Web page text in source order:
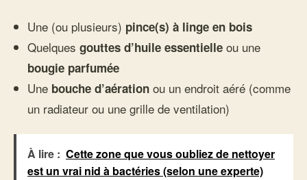
Une (ou plusieurs) pince(s) à linge en bois
Quelquesgouttes d’huile essentielle ou une
bougie parfumée
Une bouche d’aération ou un endroit aéré (comme
un radiateur ou une grille de ventilation)
À lire : Cette zone que vous oubliez de nettoyer
est un vrai nid à bactéries (selon une experte)